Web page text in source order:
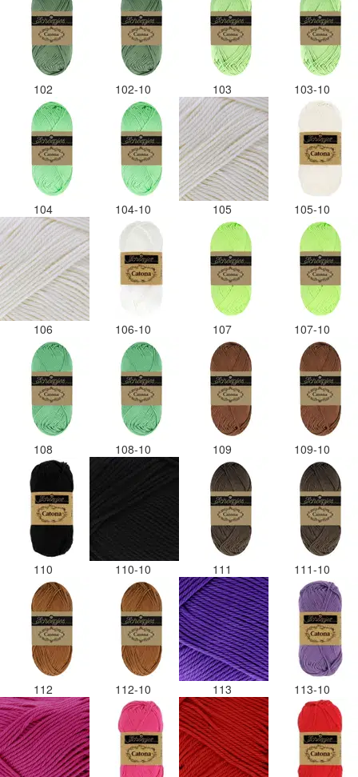
102 102-10 103 103-10
104 104-10 105 105-10
106 106-10 107 107-10
108 108-10 109 109-10
110 110-10 111 111-10
112 112-10 113 113-10